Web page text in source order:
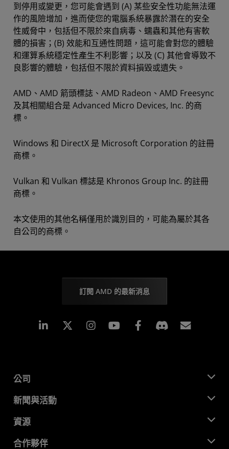
到停用或變更，您可能會遇到 (A) 某些安全性功能無法運
作的風險增加，進而使您的電腦系統暴露於潛在的安全
性威脅中，包括但不限於來自病毒、蠕蟲和其他有害軟
體的損害；(B) 效能和互通性問題，這可能會對您的體驗
和運算系統穩定性產生不利影響；以及 (C) 其他會導致不
良影響的體驗，包括但不限於資料損毀或遺失。
AMD、AMD 箭頭標誌、AMD Radeon、AMD Freesync
及其相關組合是 Advanced Micro Devices, Inc. 的商
標。
Windows 和 DirectX 是 Microsoft Corporation 的註冊
商標。
Vulkan 和 Vulkan 標誌是 Khronos Group Inc. 的註冊
商標。
本文使用的其他名稱僅用於識別目的，可能為屬於其各
自公司的商標。
訂閱 AMD 的最新消息
Linkedin Instagram Facebook
公司
關於 AMD
企業責任
招聘
新聞與活動
新聞室
媒體庫
資源
開發者中心
合作夥伴